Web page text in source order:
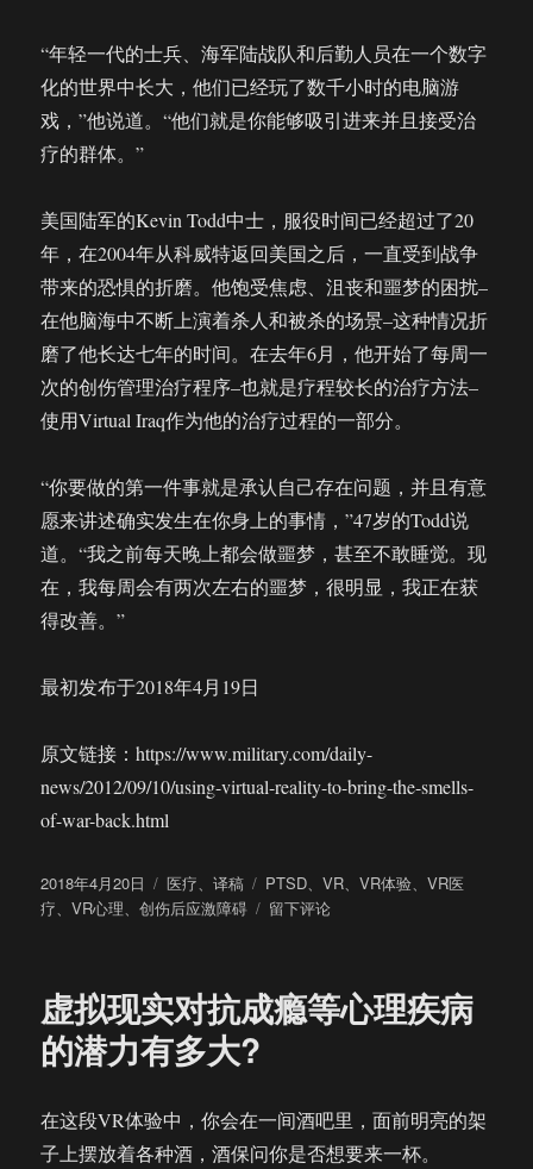
“年轻一代的士兵、海军陆战队和后勤人员在一个数字
化的世界中长大，他们已经玩了数千小时的电脑游
戏，”他说道。“他们就是你能够吸引进来并且接受治
疗的群体。”
美国陆军的Kevin Todd中士，服役时间已经超过了20
年，在2004年从科威特返回美国之后，一直受到战争
带来的恐惧的折磨。他饱受焦虑、沮丧和噩梦的困扰–
在他脑海中不断上演着杀人和被杀的场景–这种情况折
磨了他长达七年的时间。在去年6月，他开始了每周一
次的创伤管理治疗程序–也就是疗程较长的治疗方法–
使用Virtual Iraq作为他的治疗过程的一部分。
“你要做的第一件事就是承认自己存在问题，并且有意
愿来讲述确实发生在你身上的事情，”47岁的Todd说
道。“我之前每天晚上都会做噩梦，甚至不敢睡觉。现
在，我每周会有两次左右的噩梦，很明显，我正在获
得改善。”
最初发布于2018年4月19日
原文链接：https://www.military.com/daily-
news/2012/09/10/using-virtual-reality-to-bring-the-smells-
of-war-back.html
发
布
2018年4月20日
分
类
医疗、译稿
标
签
PTSD、VR、VR体验、VR医
疗、VR心理、创伤后应激障碍
于
疗
PTSD
理
问
题
留下评论
虚拟现实对抗成瘾等心理疾病
的潜力有多大?
在这段VR体验中，你会在一间酒吧里，面前明亮的架
子上摆放着各种酒，酒保问你是否想要来一杯。